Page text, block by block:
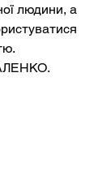
людини, а